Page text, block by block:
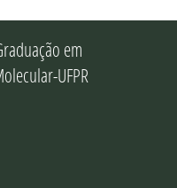
em
UFPR